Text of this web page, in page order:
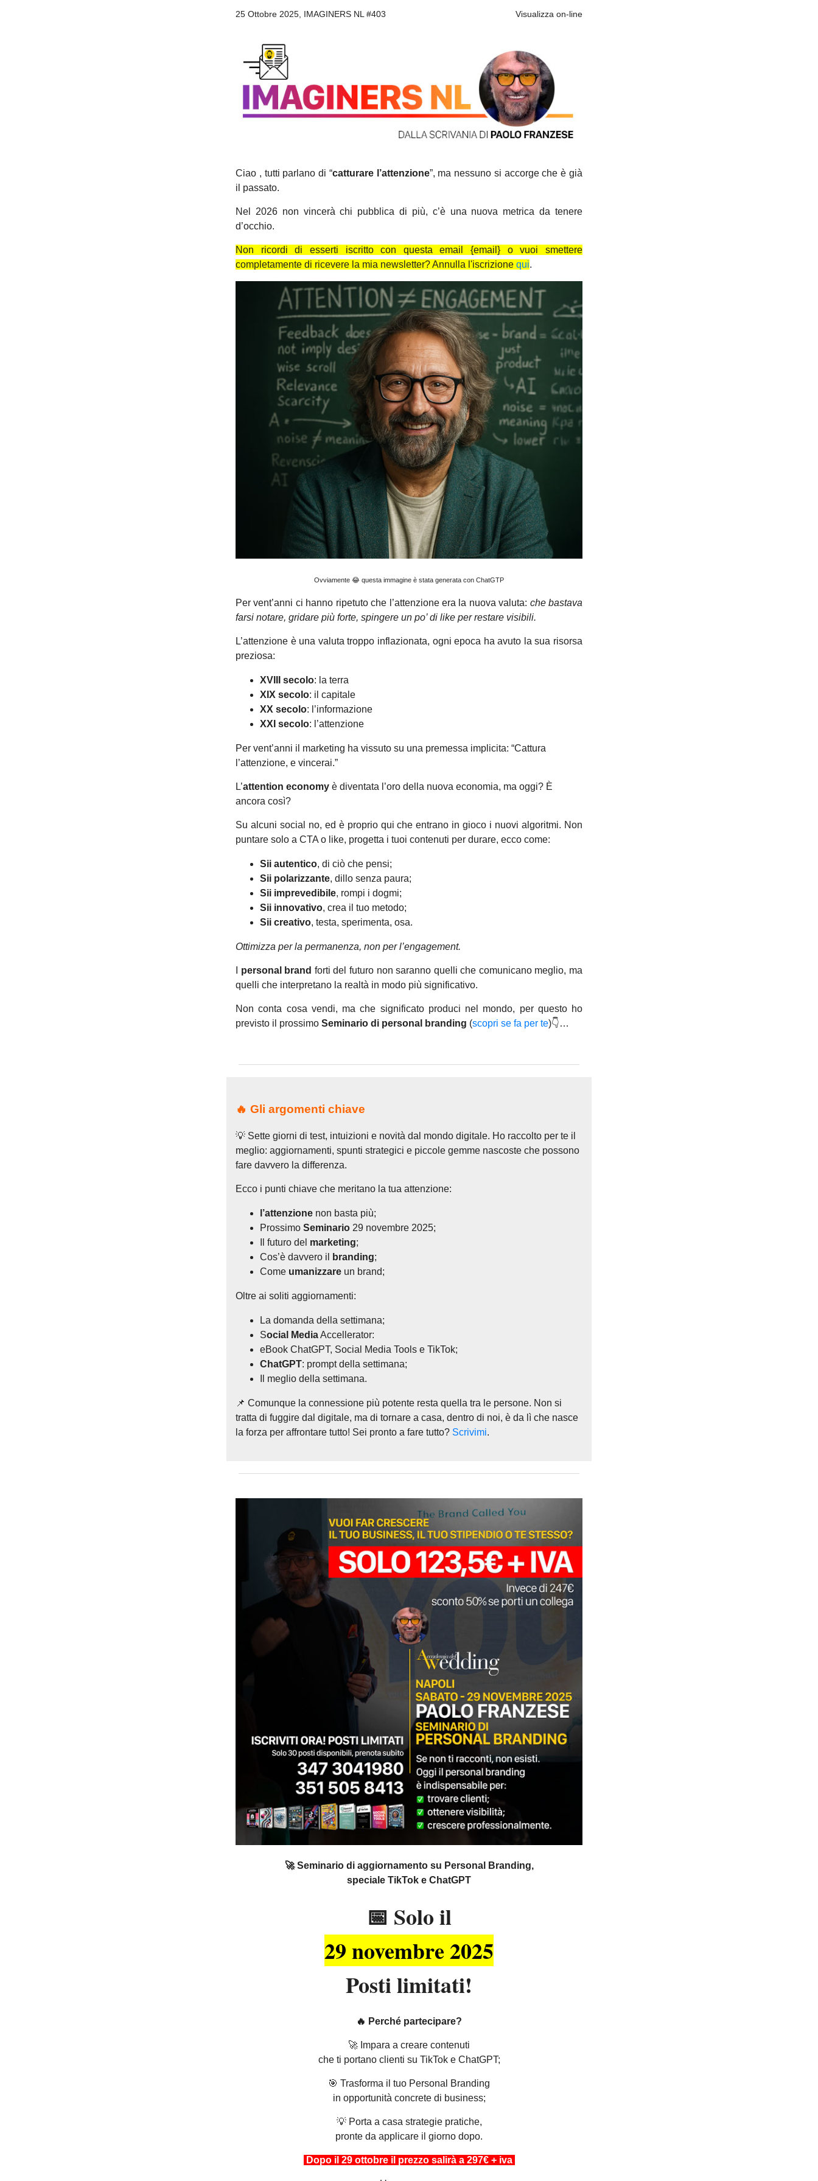
25 Ottobre 2025, IMAGINERS NL #403 Visualizza on-line
Ciao , tutti parlano di “catturare l’attenzione”, ma nessuno si accorge che è già
il passato.
Nel 2026 non vincerà chi pubblica di più, c’è una nuova metrica da tenere
d’occhio.
Non ricordi di esserti iscritto con questa email {email}
o vuoi smettere
completamente di ricevere la mia newsletter? Annulla l'iscrizione qui.
Ovviamente 😂 questa immagine è stata generata con ChatGTP
Per vent’anni ci hanno ripetuto che l’attenzione era la nuova valuta: che bastava
farsi notare, gridare più forte, spingere un po’ di like per restare visibili.
L’attenzione è una valuta troppo inflazionata, ogni epoca ha avuto la sua risorsa
preziosa:
XVIII secolo: la terra
XIX secolo: il capitale
XX secolo: l’informazione
XXI secolo: l’attenzione
Per vent’anni il marketing ha vissuto su una premessa implicita: “Cattura
l’attenzione, e vincerai.”
L’attention economy è diventata l’oro della nuova economia, ma oggi? È
ancora così?
Su alcuni social no, ed è proprio qui che entrano in gioco i nuovi algoritmi. Non
puntare solo a CTA o like, progetta i tuoi contenuti per durare, ecco come:
Sii autentico, di ciò che pensi;
Sii polarizzante, dillo senza paura;
Sii imprevedibile, rompi i dogmi;
Sii innovativo, crea il tuo metodo;
Sii creativo, testa, sperimenta, osa.
Ottimizza per la permanenza, non per l’engagement.
personal brand forti del futuro non saranno quelli che comunicano meglio, ma
quelli che interpretano la realtà in modo più significativo.
Non conta cosa vendi, ma che significato produci nel mondo, per questo ho
previsto il prossimo Seminario di personal branding (scopri se fa per te)👇…
🔥 Gli argomenti chiave
💡 Sette giorni di test, intuizioni e novità dal mondo digitale. Ho raccolto per te il
meglio: aggiornamenti, spunti strategici e piccole gemme nascoste che possono
fare davvero la differenza.
Ecco i punti chiave che meritano la tua attenzione:
l’attenzione non basta più;
Prossimo Seminario 29 novembre 2025;
Il futuro del marketing;
Cos’è davvero il
branding;
Come umanizzare un brand;
Oltre ai soliti aggiornamenti:
La domanda della settimana;
Social MediaAccellerator:
eBook ChatGPT, Social Media Tools e TikTok;
ChatGPT: prompt della settimana;
Il meglio della settimana.
📌 Comunque l a connessione più potente resta quella tra le persone. Non si
tratta di fuggire dal digitale, ma di tornare a casa, dentro di noi, è da lì che nasce
la forza per affrontare tutto! Sei pronto a fare tutto? Scrivimi.
🚀 Seminario di aggiornamento su Personal Branding,
speciale TikTok e ChatGPT
📅 Solo il
29 novembre 2025
Posti limitati!
🔥 Perché partecipare?
🚀 Impara a creare contenuti
che ti portano clienti su TikTok e ChatGPT;
🎯 Trasforma il tuo Personal Branding
in opportunità concrete di business;
💡 Porta a casa strategie pratiche,
pronte da applicare il giorno dopo.
Dopo il 29 ottobre il prezzo salirà a 297€ + iva